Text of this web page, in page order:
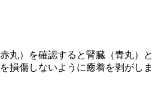
丸）を確認すると腎臓（青丸）と
損傷しないように癒着を剥がしま